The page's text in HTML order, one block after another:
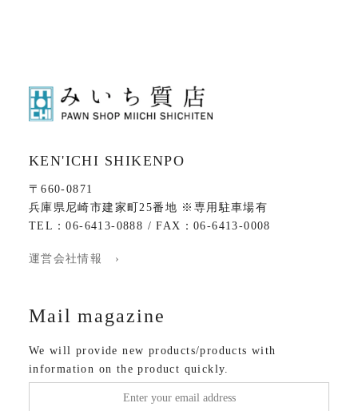
KEN'ICHI SHIKENPO
〒660-0871
兵庫県尼崎市建家町25番地 ※専用駐車場有
TEL：06-6413-0888 / FAX：06-6413-0008
運営会社情報 ›
Mail magazine
We will provide new products/products with
information on the product quickly.